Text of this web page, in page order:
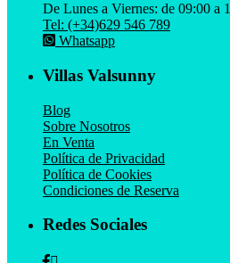
De Lunes a Viernes: de 09:00 a
Tel: (+34)629 546 789
Whatsapp
Villas Valsunny
Blog
Sobre Nosotros
En Venta
Política de Privacidad
Política de Cookies
Condiciones de Reserva
Redes Sociales